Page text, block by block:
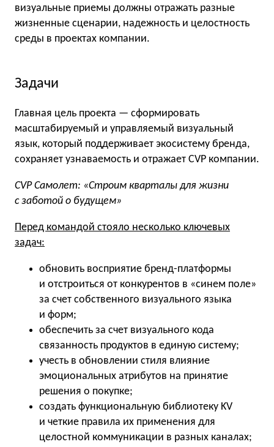
визуальные приемы должны отражать разные
жизненные сценарии, надежность и целостность
среды в проектах компании.
Задачи
Главная цель проекта — сформировать
масштабируемый и управляемый визуальный
язык, который поддерживает экосистему бренда,
сохраняет узнаваемость и отражает CVP компании.
CVP Самолет: «Строим кварталы для жизни
с заботой о будущем»
Перед командой стояло несколько ключевых
задач:
обновить восприятие бренд-платформы
и отстроиться от конкурентов в «синем поле»
за счет собственного визуального языка
и форм;
обеспечить за счет визуального кода
связанность продуктов в единую систему;
учесть в обновлении стиля влияние
эмоциональных атрибутов на принятие
решения о покупке;
создать функциональную библиотеку KV
и четкие правила их применения для
целостной коммуникации в разных каналах;